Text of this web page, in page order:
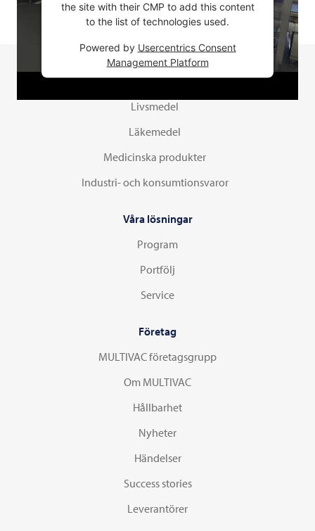
the site with their CMP to add this content
to the list of technologies used.
Powered by Usercentrics Consent
Management Platform
Din produkt
Livsmedel
Läkemedel
Medicinska produkter
Industri- och konsumtionsvaror
Våra lösningar
Program
Portfölj
Service
Företag
MULTIVAC företagsgrupp
Om MULTIVAC
Hållbarhet
Nyheter
Händelser
Success stories
Leverantörer